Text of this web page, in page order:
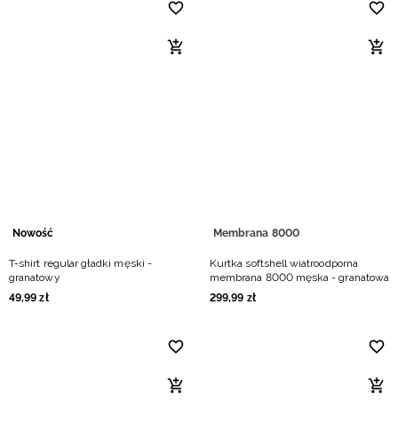
Nowość
T-shirt regular gładki męski -
granatowy
49,99 zł
Membrana 8000
Kurtka softshell wiatroodporna
membrana 8000 męska - granatowa
299,99 zł